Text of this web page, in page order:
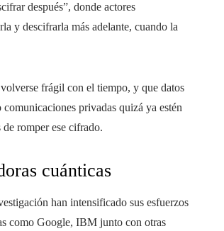
después”, donde actores
y descifrarla más adelante, cuando la
frágil con el tiempo, y que datos
privadas quizá ya estén
romper ese cifrado.
cuánticas
han intensificado sus esfuerzos
como Google, IBM junto con otras